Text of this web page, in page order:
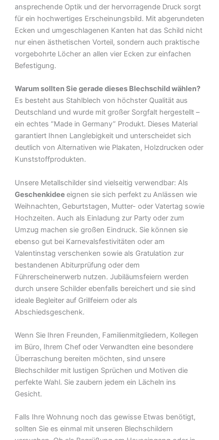
ansprechende Optik und der hervorragende Druck sorgt
für ein hochwertiges Erscheinungsbild. Mit abgerundeten
Ecken und umgeschlagenen Kanten hat das Schild nicht
nur einen ästhetischen Vorteil, sondern auch praktische
vorgebohrte Löcher an allen vier Ecken zur einfachen
Befestigung.
Warum sollten Sie gerade dieses Blechschild wählen?
Es besteht aus Stahlblech von höchster Qualität aus
Deutschland und wurde mit großer Sorgfalt hergestellt –
ein echtes “Made in Germany” Produkt. Dieses Material
garantiert Ihnen Langlebigkeit und unterscheidet sich
deutlich von Alternativen wie Plakaten, Holzdrucken oder
Kunststoffprodukten.
Unsere Metallschilder sind vielseitig verwendbar: Als
Geschenkidee eignen sie sich perfekt zu Anlässen wie
Weihnachten, Geburtstagen, Mutter- oder Vatertag sowie
Hochzeiten. Auch als Einladung zur Party oder zum
Umzug machen sie großen Eindruck. Sie können sie
ebenso gut bei Karnevalsfestivitäten oder am
Valentinstag verschenken sowie als Gratulation zur
bestandenen Abiturprüfung oder dem
Führerscheinerwerb nutzen. Jubiläumsfeiern werden
durch unsere Schilder ebenfalls bereichert und sie sind
ideale Begleiter auf Grillfeiern oder als
Abschiedsgeschenk.
Wenn Sie Ihren Freunden, Familienmitgliedern, Kollegen
im Büro, Ihrem Chef oder Verwandten eine besondere
Überraschung bereiten möchten, sind unsere
Blechschilder mit lustigen Sprüchen und Motiven die
perfekte Wahl. Sie zaubern jedem ein Lächeln ins
Gesicht.
Falls Ihre Wohnung noch das gewisse Etwas benötigt,
sollten Sie es einmal mit unseren Blechschildern